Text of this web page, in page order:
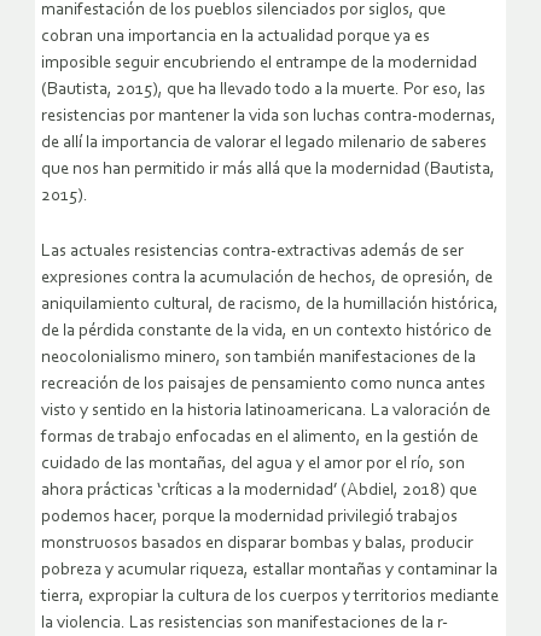
manifestación de los pueblos silenciados por siglos, que
cobran una importancia en la actualidad porque ya es
imposible seguir encubriendo el entrampe de la modernidad
(Bautista, 2015), que ha llevado todo a la muerte. Por eso, las
resistencias por mantener la vida son luchas contra-modernas,
de allí la importancia de valorar el legado milenario de saberes
que nos han permitido ir más allá que la modernidad (Bautista,
2015).
Las actuales resistencias contra-extractivas además de ser
expresiones contra la acumulación de hechos, de opresión, de
aniquilamiento cultural, de racismo, de la humillación histórica,
de la pérdida constante de la vida, en un contexto histórico de
neocolonialismo minero, son también manifestaciones de la
recreación de los paisajes de pensamiento como nunca antes
visto y sentido en la historia latinoamericana. La valoración de
formas de trabajo enfocadas en el alimento, en la gestión de
cuidado de las montañas, del agua y el amor por el río, son
ahora prácticas ‘críticas a la modernidad’ (Abdiel, 2018) que
podemos hacer, porque la modernidad privilegió trabajos
monstruosos basados en disparar bombas y balas, producir
pobreza y acumular riqueza, estallar montañas y contaminar la
tierra, expropiar la cultura de los cuerpos y territorios mediante
la violencia. Las resistencias son manifestaciones de la r-